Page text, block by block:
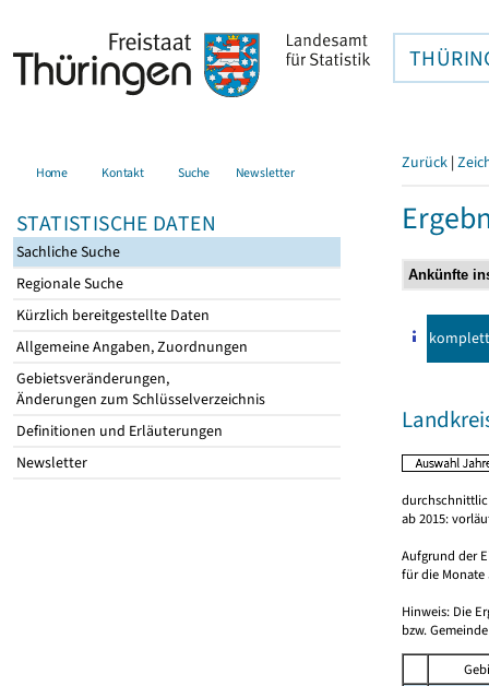
Home Kontakt Suche Newsletter
STATISTISCHE DATEN
Sachliche Suche
Regionale Suche
Kürzlich bereitgestellte Daten
Allgemeine Angaben, Zuordnungen
Gebietsveränderungen,
Änderungen zum Schlüsselverzeichnis
Definitionen und Erläuterungen
Newsletter
Zurück |
komplett
ab 2015:
Aufgrund der
für die Monate
Hinweis: Die
bzw.